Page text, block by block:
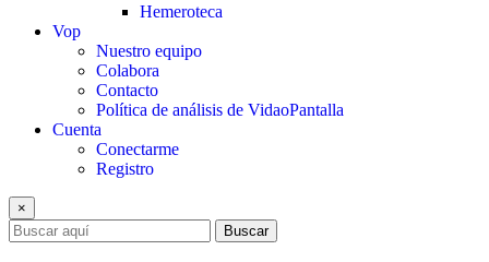
Hemeroteca
Vop
Nuestro equipo
Colabora
Contacto
Política de análisis de VidaoPantalla
Cuenta
Conectarme
Registro
×
Buscar